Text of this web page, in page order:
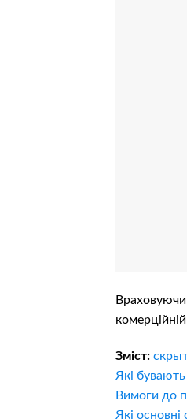
Зміст:
Які бувають
Вимоги до
Які